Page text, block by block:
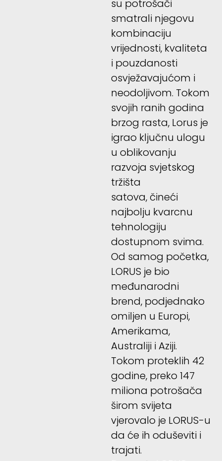
su potrošači
smatrali njegovu
kombinaciju
vrijednosti, kvaliteta
i pouzdanosti
osvježavajućom i
neodoljivom. Tokom
svojih ranih godina
brzog rasta, Lorus je
igrao ključnu ulogu
u oblikovanju
razvoja svjetskog
tržišta
satova, čineći
najbolju kvarcnu
tehnologiju
dostupnom svima.
Od samog početka,
LORUS je bio
međunarodni
brend, podjednako
omiljen u Europi,
Amerikama,
Australiji i Aziji.
Tokom proteklih 42
godine, preko 147
miliona potrošača
širom svijeta
vjerovalo je LORUS-u
da će ih oduševiti i
trajati.